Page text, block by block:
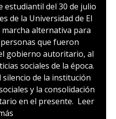
estudiantil del 30 de julio
de la Universidad de El
alternativa para
que fueron
gobierno autoritario, al
sociales de la época.
de la institución
y la consolidación
en el presente. Leer